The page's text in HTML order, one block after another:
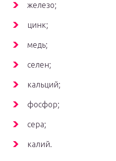
железо;
цинк;
медь;
селен;
кальций;
фосфор;
сера;
калий.